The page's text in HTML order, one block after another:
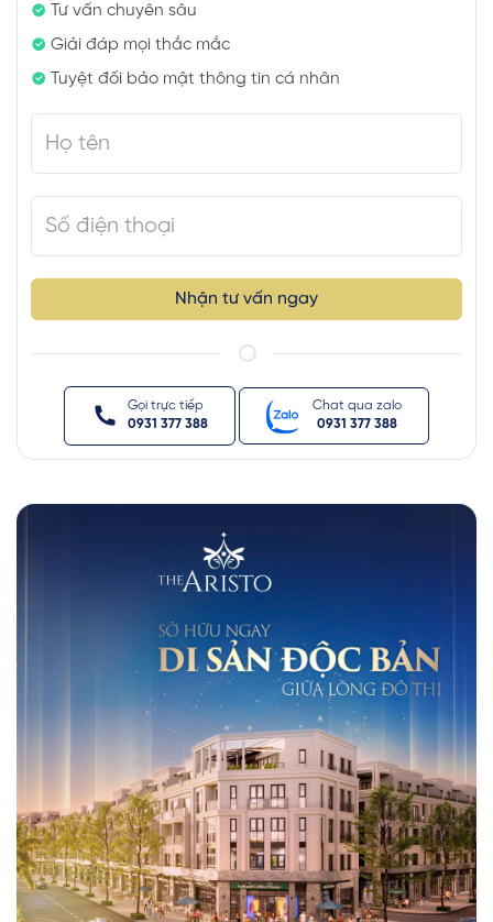
Tư vấn chuyên sâu
Giải đáp mọi thắc mắc
Tuyệt đối bảo mật thông tin cá nhân
Nhận tư vấn ngay
Gọi trực tiếp
0931 377 388
Chat qua zalo
0931 377 388